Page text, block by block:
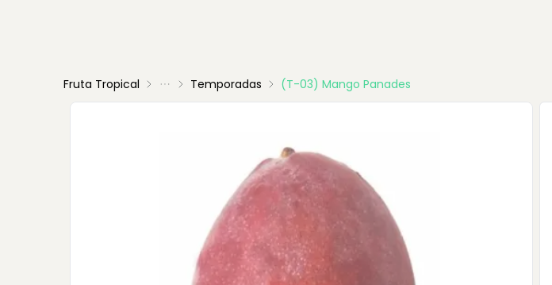
Fruta Tropical Temporadas (T-03) Mango Panades